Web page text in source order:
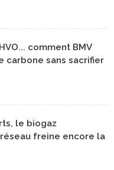
comment BMV
carbone sans sacrifier
le biogaz
freine encore la